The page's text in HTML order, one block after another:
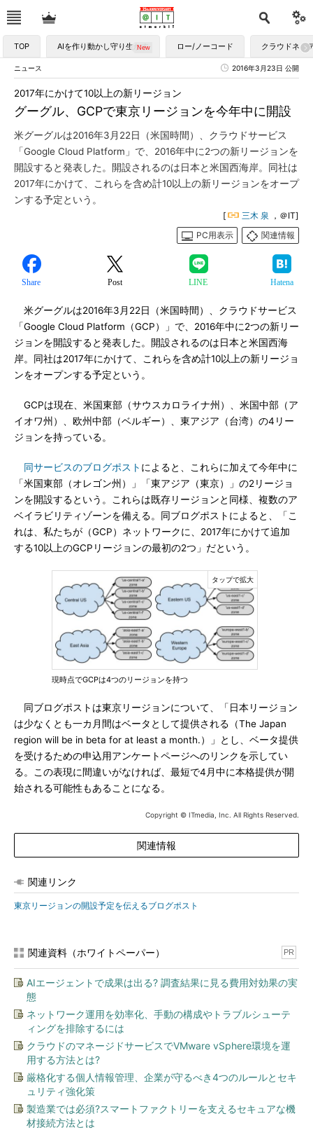
TOP AIを作り動かし守り生かす ロー/ノーコード クラウドネイ
ニュース 2016年3月23日 公開
グーグル、GCPで東京リージョンを今年中に開設
2017年にかけて10以上の新リージョン
米グーグルは2016年3月22日（米国時間）、クラウドサービス
「Google Cloud Platform」で、2016年中に2つの新リージョンを
開設すると発表した。開設されるのは日本と米国西海岸。同社は
2017年にかけて、これらを含め計10以上の新リージョンをオープ
ンする予定という。
[ 三木 泉 ，＠IT]
PC用表示
関連情報
Share Post LINE Hatena
米グーグルは2016年3月22日（米国時間）、クラウドサービス
「Google Cloud Platform（GCP）」で、2016年中に2つの新リー
ジョンを開設すると発表した。開設されるのは日本と米国西海
岸。同社は2017年にかけて、これらを含め計10以上の新リージョ
ンをオープンする予定という。
GCPは現在、米国東部（サウスカロライナ州）、米国中部（ア
イオワ州）、欧州中部（ベルギー）、東アジア（台湾）の4リー
ジョンを持っている。
同サービスのブログポスト によると、これらに加えて今年中に
「米国東部（オレゴン州）」「東アジア（東京）」の2リージョ
ンを開設するという。これらは既存リージョンと同様、複数のア
ベイラビリティゾーンを備える。同ブログポストによると、「こ
れは、私たちが（GCP）ネットワークに、2017年にかけて追加
する10以上のGCPリージョンの最初の2つ」だという。
現時点でGCPは4つのリージョンを持つ
同ブログポストは東京リージョンについて、「日本リージョン
は少なくとも一カ月間はベータとして提供される（The Japan
region will be in beta for at least a month.）」とし、ベータ提供
を受けるための申込用アンケートページへのリンクを示してい
る。この表現に間違いがなければ、最短で4月中に本格提供が開
始される可能性もあることになる。
Copyright © ITmedia, Inc. All Rights Reserved.
関連情報
関連リンク
東京リージョンの開設予定を伝えるブログポスト
関連資料（ホワイトペーパー） PR
AIエージェントで成果は出る? 調査結果に見る費用対効果の実
態
ネットワーク運用を効率化、手動の構成やトラブルシューテ
ィングを排除するには
クラウドのマネージドサービスでVMware vSphere環境を運
用する方法とは?
厳格化する個人情報管理、企業が守るべき4つのルールとセキ
ュリティ強化策
製造業では必須?スマートファクトリーを支えるセキュアな機
材接続方法とは